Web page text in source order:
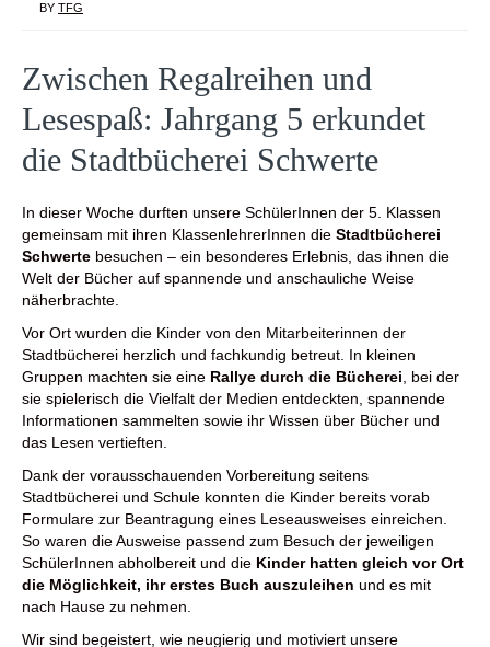
BY TFG
Zwischen Regalreihen und
Lesespaß: Jahrgang 5 erkundet
die Stadtbücherei Schwerte
In dieser Woche durften unsere SchülerInnen der 5. Klassen
gemeinsam mit ihren KlassenlehrerInnen die Stadtbücherei
Schwerte besuchen – ein besonderes Erlebnis, das ihnen die
Welt der Bücher auf spannende und anschauliche Weise
näherbrachte.
Vor Ort wurden die Kinder von den Mitarbeiterinnen der
Stadtbücherei herzlich und fachkundig betreut. In kleinen
Gruppen machten sie eine Rallye durch die Bücherei , bei der
sie spielerisch die Vielfalt der Medien entdeckten, spannende
Informationen sammelten sowie ihr Wissen über Bücher und
das Lesen vertieften.
Dank der vorausschauenden Vorbereitung seitens
Stadtbücherei und Schule konnten die Kinder bereits vorab
Formulare zur Beantragung eines Leseausweises einreichen.
So waren die Ausweise passend zum Besuch der jeweiligen
SchülerInnen abholbereit und die Kinder hatten gleich vor Ort
die Möglichkeit, ihr erstes Buch auszuleihen und es mit
nach Hause zu nehmen.
Wir sind begeistert, wie neugierig und motiviert unsere